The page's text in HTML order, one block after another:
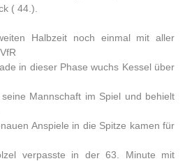
( 44.).
Halbzeit noch einmal mit aller
in dieser Phase wuchs Kessel über
Mannschaft im Spiel und behielt
Anspiele in die Spitze kamen für
verpasste in der 63. Minute mit